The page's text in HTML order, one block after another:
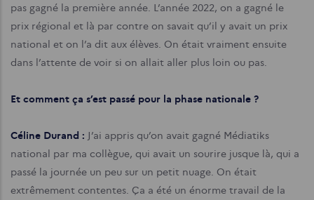
pas gagné la première année. L’année 2022, on a gagné le
prix régional et là par contre on savait qu’il y avait un prix
national et on l’a dit aux élèves. On était vraiment ensuite
dans l’attente de voir si on allait aller plus loin ou pas.
Et comment ça s’est passé pour la phase nationale ?
Céline Durand : J’ai appris qu’on avait gagné Médiatiks
national par ma collègue, qui avait un sourire jusque là, qui a
passé la journée un peu sur un petit nuage. On était
extrêmement contentes. Ça a été un énorme travail de la